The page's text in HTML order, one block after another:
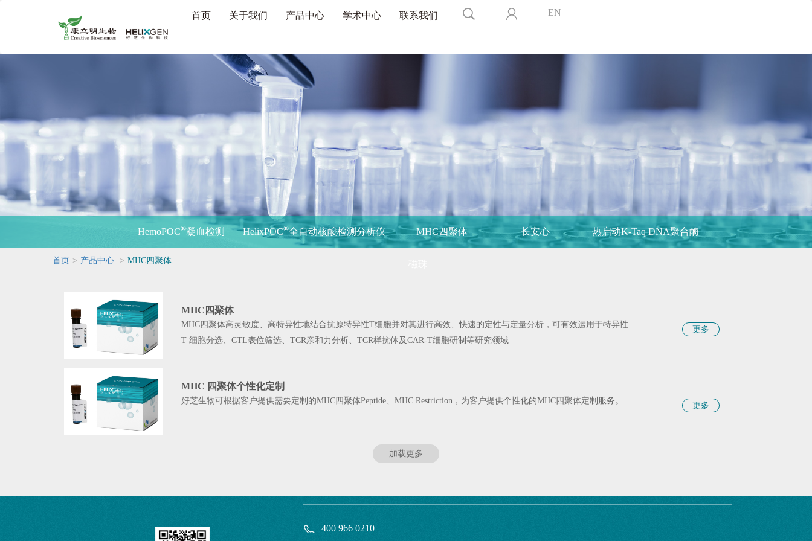
首页 关于我们 产品中心 学术中心 联系我们 EN
HemoPOC®凝血检测 HelixPOC®全自动核酸检测分析仪 MHC四聚体 长安心 热启动K-Taq DNA聚合酶
首页 > 产品中心 > MHC四聚体
MHC四聚体
MHC四聚体高灵敏度、高特异性地结合抗原特异性T细胞并对其进行高效、快速的定性与定量分析，可有效运用于特异性
T 细胞分选、CTL表位筛选、TCR亲和力分析、TCR样抗体及CAR-T细胞研制等研究领域
更多
MHC 四聚体个性化定制
好芝生物可根据客户提供需要定制的MHC四聚体Peptide、MHC Restriction，为客户提供个性化的MHC四聚体定制服务。
更多
加载更多
400 966 0210